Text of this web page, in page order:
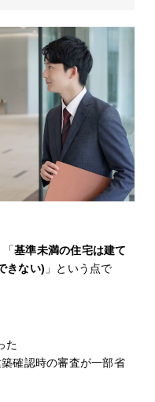
基準未満の住宅は建て
きない) 」という点で
た
確認時の審査が一部省